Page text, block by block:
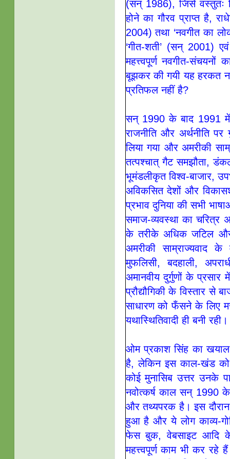
(सन् 1986), जिसे
होने का गौरव प्राप्त है,
2004) तथा ‘नवगीत का
‘गीत-शती’ (सन् 2001)
महत्त्वपूर्ण नवगीत-
बूझकर की गयी यह हरकत
प्रतिफल नहीं है?
सन् 1990 के बाद 1991
राजनीति और अर्थनीति
लिया गया और अमरीकी
तत्पश्चात् गैट समझौता,
भूमंडलीकृत विश्व-बाजार,
अविकसित देशों और
प्रभाव दुनिया की सभी
समाज-व्यवस्था का चरित्र
के तरीके अधिक जटिल और
अमरीकी साम्राज्यवाद के
मुफलिसी, बदहाली,
अमानवीय दुर्गुणों के
प्रौद्यौगिकी के विस्तार से
साधारण को फँसने के लिए
यथास्थितिवादी ही बनी रही।
ओम प्रकाश सिंह का
है, लेकिन इस काल-खंड को
कोई मुनासिब उत्तर उनके
नवोत्कर्ष काल सन् 1990
और तथ्यपरक है। इस दौरान
हुआ है और ये लोग काव्य-
फेस बुक, वेबसाइट आदि के
महत्त्वपूर्ण काम भी कर